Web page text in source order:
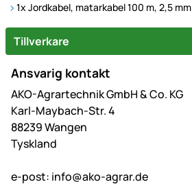
1x Jordkabel, matarkabel 100 m, 2,5 mm
Tillverkare
Ansvarig kontakt
AKO-Agrartechnik GmbH & Co. KG
Karl-Maybach-Str. 4
88239 Wangen
Tyskland
e-post: info@ako-agrar.de